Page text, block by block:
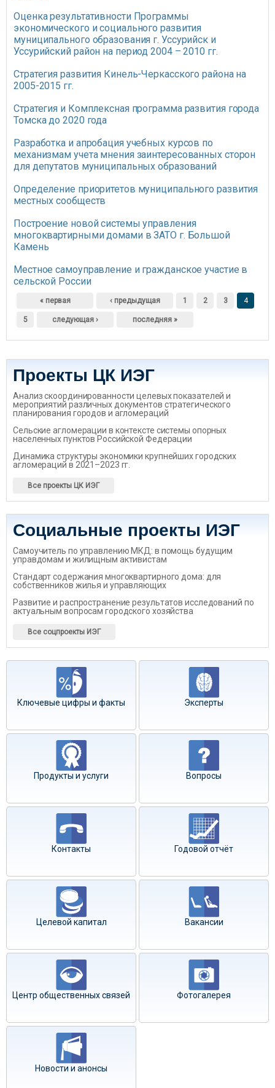
Оценка результативности Программы
экономического и социального развития
муниципального образования г. Уссурийск и
Уссурийский район на период 2004 – 2010 гг.
Стратегия развития Кинель-Черкасского района на
2005-2015 гг.
Стратегия и Комплексная программа развития города
Томска до 2020 года
Разработка и апробация учебных курсов по
механизмам учета мнения заинтересованных сторон
для депутатов муниципальных образований
Определение приоритетов муниципального развития
местных сообществ
Построение новой системы управления
многоквартирными домами в ЗАТО г. Большой
Камень
Местное самоуправление и гражданское участие в
сельской России
Страницы
« первая ‹ предыдущая 1 2 3 4
5 следующая › последняя »
Проекты ЦК ИЭГ
Анализ скоординированности целевых показателей и
мероприятий различных документов стратегического
планирования городов и агломераций
Сельские агломерации в контексте системы опорных
населенных пунктов Российской Федерации
Динамика структуры экономики крупнейших городских
агломераций в 2021–2023 гг.
Все проекты ЦК ИЭГ
Социальные проекты ИЭГ
Самоучитель по управлению МКД: в помощь будущим
управдомам и жилищным активистам
Стандарт содержания многоквартирного дома: для
собственников жилья и управляющих
Развитие и распространение результатов исследований по
актуальным вопросам городского хозяйства
Все соцпроекты ИЭГ
Ключевые цифры и факты Эксперты
Продукты и услуги Вопросы
Контакты Годовой отчёт
Целевой капитал Вакансии
Центр общественных связей Фотогалерея
Новости и анонсы